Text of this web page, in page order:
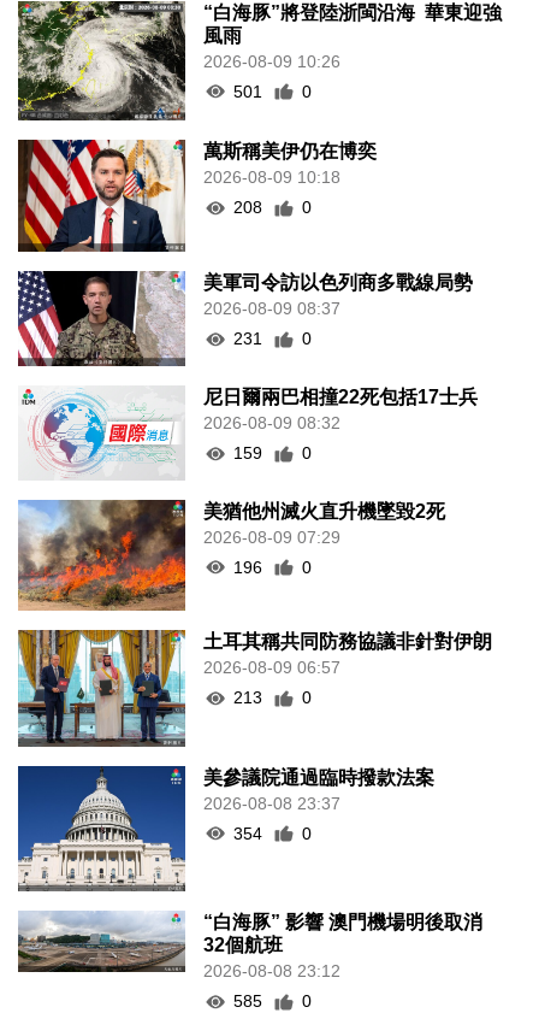
“白海豚”將登陸浙閩沿海 華東迎強
風雨
2026-08-09 10:26
501
0
萬斯稱美伊仍在博奕
2026-08-09 10:18
208
0
美軍司令訪以色列商多戰線局勢
2026-08-09 08:37
231
0
尼日爾兩巴相撞22死包括17士兵
2026-08-09 08:32
159
0
美猶他州滅火直升機墜毀2死
2026-08-09 07:29
196
0
土耳其稱共同防務協議非針對伊朗
2026-08-09 06:57
213
0
美參議院通過臨時撥款法案
2026-08-08 23:37
354
0
“白海豚” 影響 澳門機場明後取消
32個航班
2026-08-08 23:12
585
0